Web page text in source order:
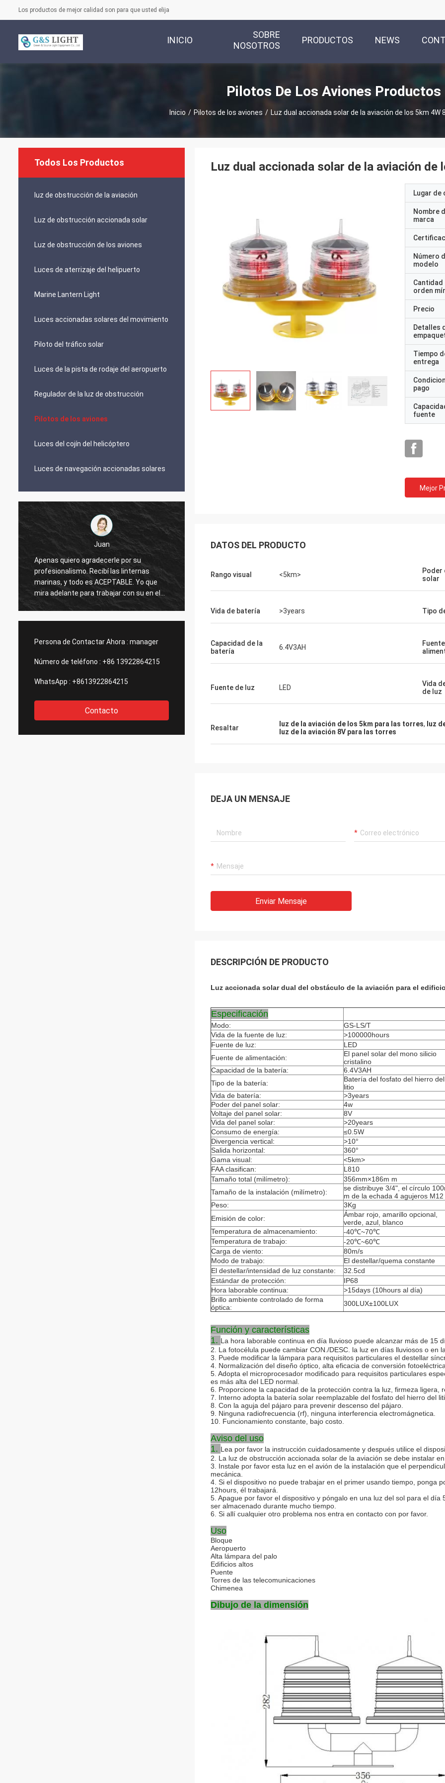
Los productos de mejor calidad son para que usted elija
INICIO
SOBRE
NOSOTROS
PRODUCTOS NEWS
Pilotos De Los Aviones Productos
Inicio / Pilotos de los aviones / Luz dual accionada solar de la aviación de los 5km 4W
Todos Los Productos
luz de obstrucción de la aviación
Luz de obstrucción accionada solar
Luz de obstrucción de los aviones
Luces de aterrizaje del helipuerto
Marine Lantern Light
Luces accionadas solares del movimiento
Piloto del tráfico solar
Luces de la pista de rodaje del aeropuerto
Regulador de la luz de obstrucción
Pilotos de los aviones
Luces del cojín del helicóptero
Luces de navegación accionadas solares
Juan
Apenas quiero agradecerle por su
profesionalismo. Recibí las linternas
marinas, y todo es ACEPTABLE. Yo que
mira adelante para trabajar con su en el
futuro.
Louis
aviación de la calidad como sus
Persona de Contactar Ahora : manager
Número de teléfono : +86 13922864215
WhatsApp : +8613922864215
Contacto
Luz dual accionada solar de la aviación
Lugar de
Nombre
marca
Número
modelo
Cantidad
orden
Precio
Detalles
Tiempo
entrega
pago
fuente
Mejor
DATOS DEL PRODUCTO
Rango visual <5km>
Poder
solar
Vida de batería >3years Tipo
Capacidad de la
batería
6.4V3AH
Fuente de luz LED
Vida
de luz
Resaltar luz de la aviación de los 5km para las torres, luz
luz de la aviación 8V para las torres
DEJA UN MENSAJE
Enviar Mensaje
DESCRIPCIÓN DE PRODUCTO
Luz accionada solar dual del obstáculo de la aviación para el
Especificación
Modo:
GS-LS/T
Vida de la fuente de luz:
>100000hours
Fuente de luz:
LED
Fuente de alimentación:
El panel solar del mono silicio
cristalino
Capacidad de la batería:
6.4V3AH
Tipo de la batería:
Batería del fosfato del hierro del
litio
Vida de batería:
>3years
Poder del panel solar:
4w
Voltaje del panel solar:
8V
Vida del panel solar:
>20years
Consumo de energía:
≤0.5W
Divergencia vertical:
>10°
Salida horizontal:
360°
Gama visual:
<5km>
FAA clasifican:
L810
Tamaño total (milímetro):
356mm×186m m
Tamaño de la instalación (milímetro):
se distribuye 3/4", el círculo
m de la echada 4 agujeros M12
Peso:
3Kg
Emisión de color:
Ámbar rojo, amarillo opcional,
verde, azul, blanco
Temperatura de almacenamiento:
-40℃~70℃
Temperatura de trabajo:
-20℃~60℃
Carga de viento:
80m/s
Modo de trabajo:
El destellar/quema constante
El destellar/intensidad de luz constante:
32.5cd
Estándar de protección:
IP68
Hora laborable continua:
>15days (10hours al día)
Brillo ambiente controlado de forma
óptica:
300LUX±100LUX
Función y características
1. La hora laborable continua en día lluvioso puede alcanzar más de 15
2. La fotocélula puede cambiar CON./DESC. la luz en días lluviosos o en
3. Puede modificar la lámpara para requisitos particulares el destellar
4. Normalización del diseño óptico, alta eficacia de conversión
5. Adopta el microprocesador modificado para requisitos particulares
es más alta del LED normal.
6. Proporcione la capacidad de la protección contra la luz, firmeza ligera,
7. Interno adopta la batería solar reemplazable del fosfato del hierro del
8. Con la aguja del pájaro para prevenir descenso del pájaro.
9. Ninguna radiofrecuencia (rf), ninguna interferencia electromágnetica.
10. Funcionamiento constante, bajo costo.
Aviso del uso
1. Lea por favor la instrucción cuidadosamente y después utilice el
2. La luz de obstrucción accionada solar de la aviación se debe instalar
3. Instale por favor esta luz en el avión de la instalación que el
mecánica.
4. Si el dispositivo no puede trabajar en el primer usando tiempo, ponga
12hours, él trabajará.
5. Apague por favor el dispositivo y póngalo en una luz del sol para el
ser almacenado durante mucho tiempo.
6. Si allí cualquier otro problema nos entra en contacto con por favor.
Uso
Bloque
Aeropuerto
Alta lámpara del palo
Edificios altos
Puente
Torres de las telecomunicaciones
Chimenea
Dibujo de la dimensión